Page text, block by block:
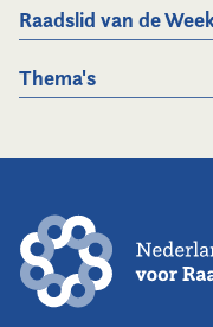
Raadslid van de
Thema's